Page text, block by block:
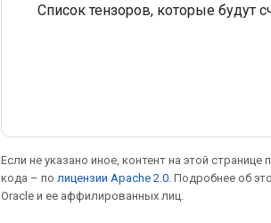
Список тензоров, которые будут
Если не указано иное, контент на этой странице
кода – по лицензии Apache 2.0 . Подробнее об
Oracle и ее аффилированных лиц.